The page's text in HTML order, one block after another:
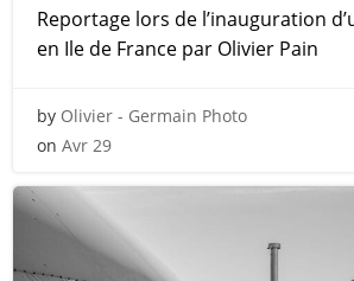
Reportage lors de l’inauguration
en Ile de France par Olivier Pain
by Olivier - Germain Photo
on Avr 29